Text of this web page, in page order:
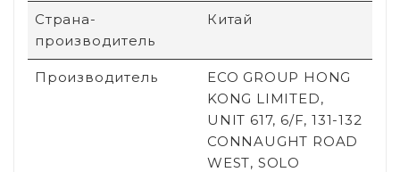
Страна-
производитель
Китай
Производитель
ECO GROUP HONG
KONG LIMITED,
UNIT 617, 6/F, 131-132
CONNAUGHT ROAD
WEST, SOLO